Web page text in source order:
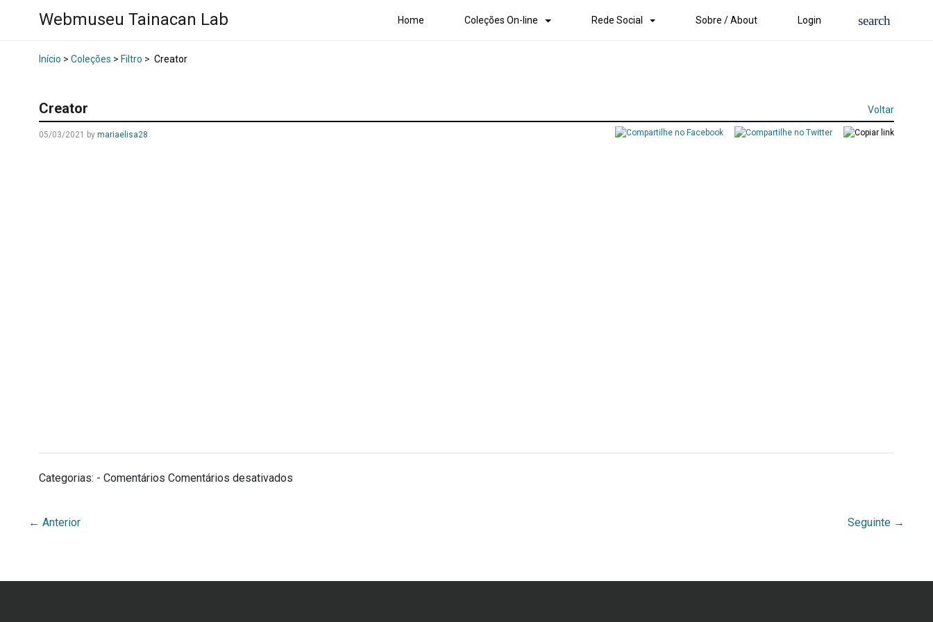
Webmuseu Tainacan Lab Home Coleções On-line Rede Social Sobre / About Login
Início > Coleções > Filtro > Creator
Creator Voltar
05/03/2021 by mariaelisa28
Categorias: - Comentários Comentários desativados
← Anterior Seguinte →